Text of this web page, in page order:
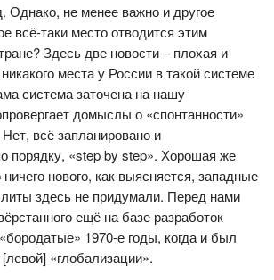
Однако, не менее важно и другое
всё-таки место отводится этим
Здесь две новости – плохая и
места у России в такой системе
система заточена на нашу
домыслы о «спонтанности»
всё запланировано и
порядку, «step by step». Хорошая же
нового, как выясняется, западные
здесь не придумали. Перед нами
ещё на базе разработок
1970-е годы, когда и был
«глобализации».